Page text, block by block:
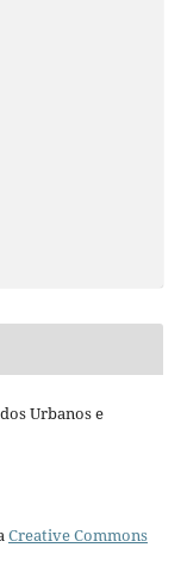
Urbanos e
Creative Commons